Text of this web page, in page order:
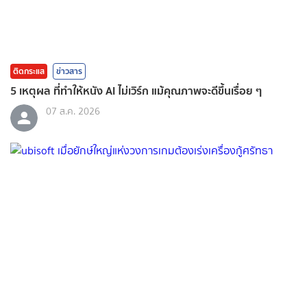
ติดกระแส ข่าวสาร
5 เหตุผล ที่ทำให้หนัง AI ไม่เวิร์ก แม้คุณภาพจะดีขึ้นเรื่อย ๆ
07 ส.ค. 2026